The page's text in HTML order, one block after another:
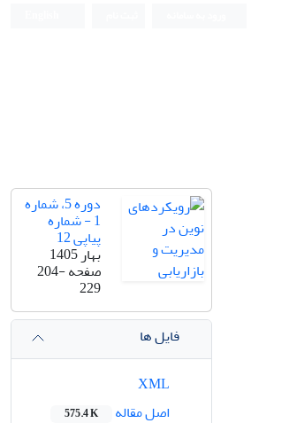
دوره 5، شماره
1 - شماره
پیاپی 12
بهار 1405
صفحه204-
229
فایل ها
اصل مقاله
575.4 K